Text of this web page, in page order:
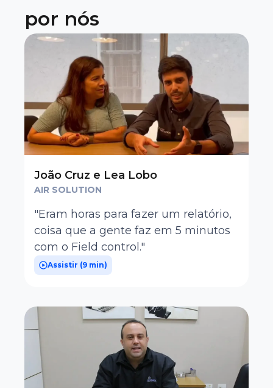
por nós
João Cruz e Lea Lobo
AIR SOLUTION
"Eram horas para fazer um relatório,
coisa que a gente faz em 5 minutos
com o Field control."
Assistir (9 min)